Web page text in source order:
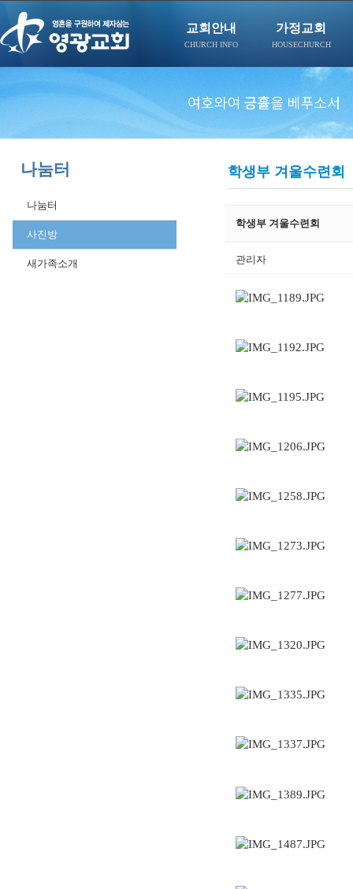
교회안내
CHURCH INFO
가정교회
HOUSECHURCH
나눔터
나눔터
사진방
새가족소개
학생부 겨울수련회
학생부 겨울수련회
관리자